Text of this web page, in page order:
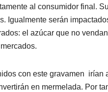
al consumidor final.
Igualmente serán
el azúcar que no
con este gravamen irían
en mermelada. Por